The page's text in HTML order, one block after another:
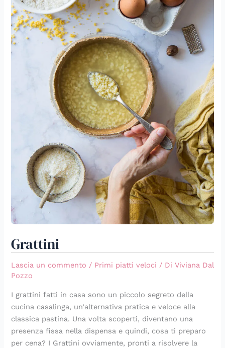
Grattini
Lascia un commento / Primi piatti veloci / DiViviana Dal
Pozzo
I grattini fatti in casa sono un piccolo segreto della
cucina casalinga, un’alternativa pratica e veloce alla
classica pastina. Una volta scoperti, diventano una
presenza fissa nella dispensa e quindi, cosa ti preparo
per cena? I Grattini ovviamente, pronti a risolvere la